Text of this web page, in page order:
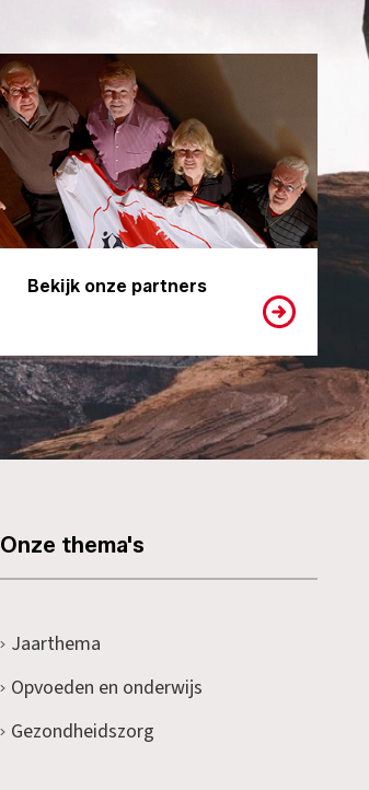
Bekijk onze partners
Onze thema's
Jaarthema
Opvoeden en onderwijs
Gezondheidszorg